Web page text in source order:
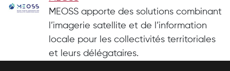
MEOSS apporte des solutions combinant
l’imagerie satellite et de l’information
locale pour les collectivités territoriales
et leurs délégataires.